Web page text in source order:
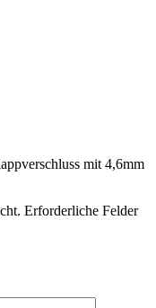
mit 4,6mm
Erforderliche Felder